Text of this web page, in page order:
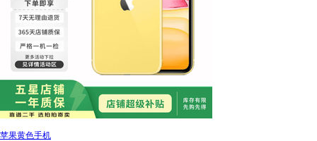
苹果黄色手机